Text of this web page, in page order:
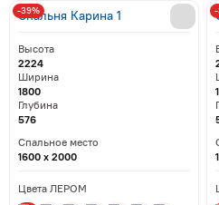
Спальня Карина 1
Высота
2224
Ширина
1800
Глубина
576
Спальное место
1600 x 2000
Цвета ЛЕРОМ
-39%